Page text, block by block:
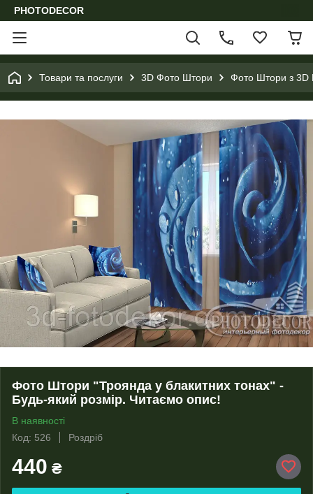
PHOTODECOR
Товари та послуги 3D Фото Штори Фото Штори з 3D
Фото Штори "Троянда у блакитних тонах" -
Будь-який розмір. Читаємо опис!
В наявності
Код: 526
Роздріб
440 ₴